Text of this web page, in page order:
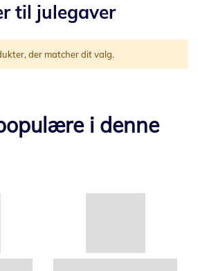
til julegaver
der matcher dit valg.
i denne